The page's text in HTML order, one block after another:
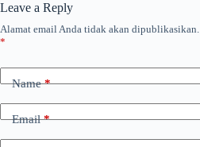
Leave a Reply
Alamat email Anda tidak akan dipublikasikan.
*
Name*
Email*